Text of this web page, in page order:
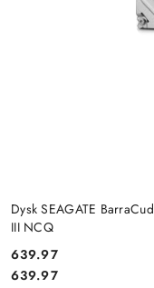
Dysk SEAGATE
III NCQ
Cena:
639.97
Cena:
639.97